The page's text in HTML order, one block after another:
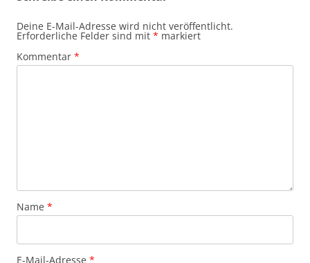
Deine E-Mail-Adresse wird nicht veröffentlicht.
Erforderliche Felder sind mit * markiert
Kommentar *
Name *
E-Mail-Adresse *